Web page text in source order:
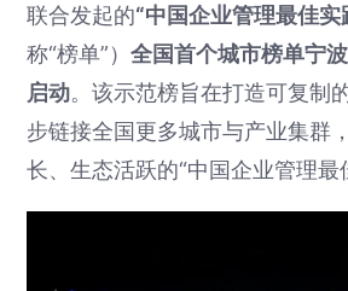
联合发起的“中国企业管理最佳实
称“榜单”）全国首个城市榜单宁
启动。该示范榜旨在打造可复制
步链接全国更多城市与产业集群
长、生态活跃的“中国企业管理最